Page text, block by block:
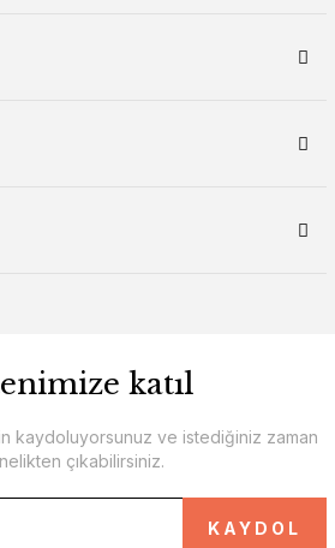
katıl
kaydoluyorsunuz ve istediğiniz zaman
çıkabilirsiniz.
KAYDOL